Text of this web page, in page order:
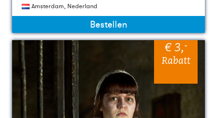
Amsterdam, Nederland
Bestellen
€ 3,-
Rabatt